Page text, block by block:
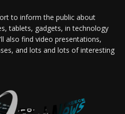
to inform the public about
tablets, gadgets, in technology
also find video presentations,
and lots and lots of interesting